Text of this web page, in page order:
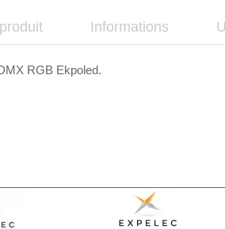
Informations
RGB Ekpoled.